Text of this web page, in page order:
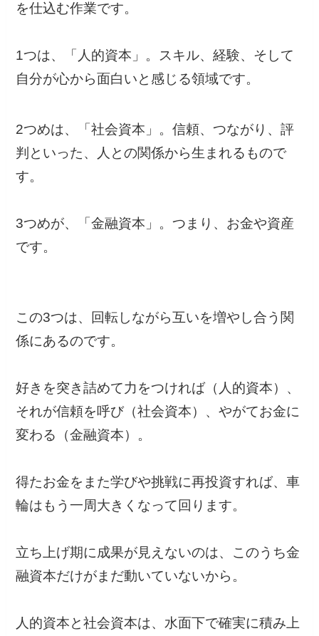
を仕込む作業です。
1つは、「人的資本」。スキル、経験、そして
自分が心から面白いと感じる領域です。
2つめは、「社会資本」。信頼、つながり、評
判といった、人との関係から生まれるもので
す。
3つめが、「金融資本」。つまり、お金や資産
です。
この3つは、回転しながら互いを増やし合う関
係にあるのです。
好きを突き詰めて力をつければ（人的資本）、
それが信頼を呼び（社会資本）、やがてお金に
変わる（金融資本）。
得たお金をまた学びや挑戦に再投資すれば、車
輪はもう一周大きくなって回ります。
立ち上げ期に成果が見えないのは、このうち金
融資本だけがまだ動いていないから。
人的資本と社会資本は、水面下で確実に積み上